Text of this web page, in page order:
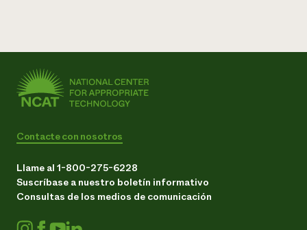
Contacte con nosotros
Llame al 1-800-275-6228
Suscríbase a nuestro boletín informativo
Consultas de los medios de comunicación